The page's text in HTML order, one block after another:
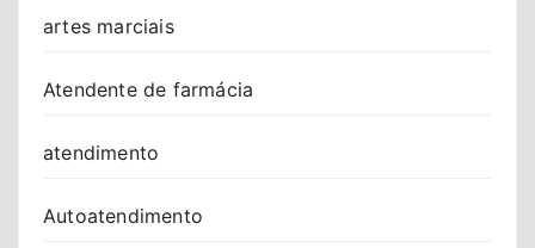
artes marciais
Atendente de farmácia
atendimento
Autoatendimento